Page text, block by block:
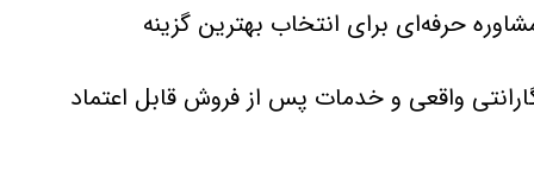
حرفه‌ای برای انتخاب بهترین گزینه
واقعی و خدمات پس از فروش قابل اعتماد